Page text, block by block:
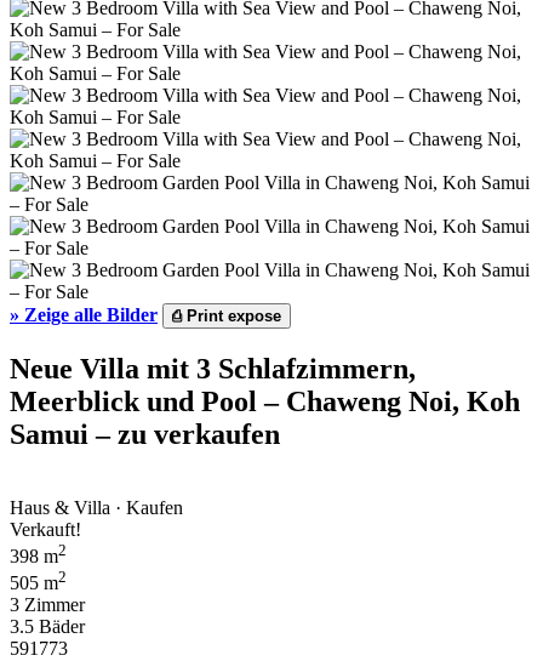
» Zeige alle Bilder ⎙Print expose
Neue Villa mit 3 Schlafzimmern,
Meerblick und Pool – Chaweng Noi, Koh
Samui – zu verkaufen
Haus & Villa · Kaufen
Verkauft!
398 m2
505 m2
3 Zimmer
3.5 Bäder
591773